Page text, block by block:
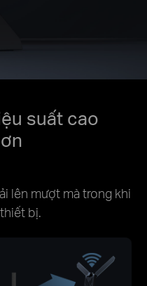
suất cao
lên mượt mà trong khi
bị.